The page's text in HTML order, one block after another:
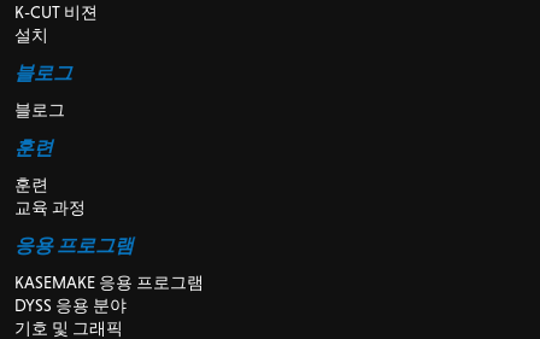
K-CUT 비젼
설치
블로그
블로그
훈련
훈련
교육 과정
응용 프로그램
KASEMAKE 응용 프로그램
DYSS 응용 분야
기호 및 그래픽